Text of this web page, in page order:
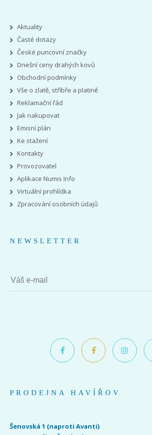
Aktuality
Časté dotazy
České puncovní značky
Dnešní ceny drahých kovů
Obchodní podmínky
Vše o zlatě, stříbře a platině
Reklamační řád
Jak nakupovat
Emisní plán
Ke stažení
Kontakty
Provozovatel
Aplikace Numis Info
Virtuální prohlídka
Zpracování osobních údajů
NEWSLETTER
PRODEJNA HAVÍŘOV
Šenovská 1 (naproti Avanti)